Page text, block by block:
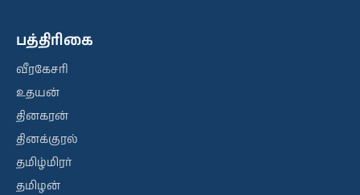
பத்திரிகை
வீரகேசரி
உதயன்
தினகரன்
தினக்குரல்
தமிழ்மிரர்
தமிழன்